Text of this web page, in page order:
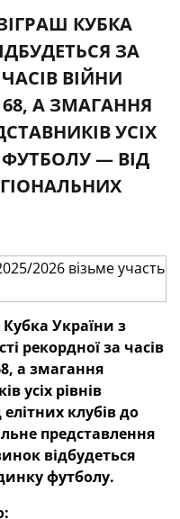
КУБКА
ЗА
ВІЙНИ
А ЗМАГАННЯ
УСІХ
ФУТБОЛУ — ВІД
Кубка України з
рекордної за часів
а змагання
усіх рівнів
клубів до
представлення
відбудеться
футболу.